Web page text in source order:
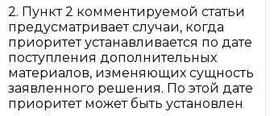
2. Пункт 2 комментируемой статьи
предусматривает случаи, когда
приоритет устанавливается по дате
поступления дополнительных
материалов, изменяющих сущность
заявленного решения. По этой дате
приоритет может быть установлен